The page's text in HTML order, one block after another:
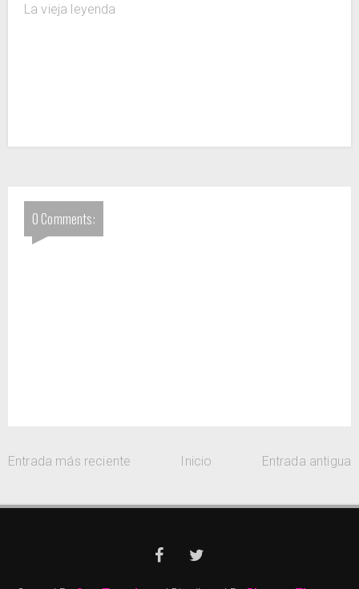
La vieja leyenda
0 Comments:
Entrada más reciente Inicio Entrada antigua